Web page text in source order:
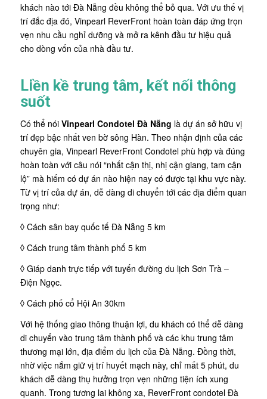
khách nào tới Đà Nẵng đều không thể bỏ qua. Với ưu thế vị
trí đắc địa đó, Vinpearl ReverFront hoàn toàn đáp ứng trọn
vẹn nhu cầu nghỉ dưỡng và mở ra kênh đầu tư hiệu quả
cho dòng vốn của nhà đầu tư.
Liền kề trung tâm, kết nối thông
suốt
Có thể nói Vinpearl Condotel Đà Nẵng là dự án sở hữu vị
trí đẹp bậc nhất ven bờ sông Hàn. Theo nhận định của các
chuyên gia, Vinpearl ReverFront Condotel phù hợp và đúng
hoàn toàn với câu nói “nhất cận thị, nhị cận giang, tam cận
lộ” mà hiếm có dự án nào hiện nay có được tại khu vực này.
Từ vị trí của dự án, dễ dàng di chuyển tới các địa điểm quan
trọng như:
◊ Cách sân bay quốc tế Đà Nẵng 5 km
◊ Cách trung tâm thành phố 5 km
◊ Giáp danh trực tiếp với tuyến đường du lịch Sơn Trà –
Điện Ngọc.
◊ Cách phố cổ Hội An 30km
Với hệ thống giao thông thuận lợi, du khách có thể dễ dàng
di chuyển vào trung tâm thành phố và các khu trung tâm
thương mại lớn, địa điểm du lịch của Đà Nẵng. Đồng thời,
nhờ việc nắm giữ vị trí huyết mạch này, chỉ mất 5 phút, du
khách dễ dàng thụ hưởng trọn vẹn những tiện ích xung
quanh. Trong tương lai không xa, ReverFront condotel Đà